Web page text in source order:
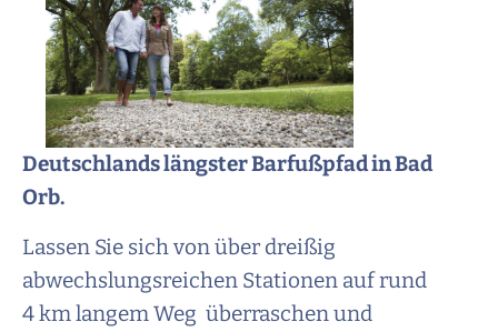
Deutschlands längster Barfußpfad in Bad
Orb.
Lassen Sie sich von über dreißig
abwechslungsreichen Stationen auf rund
4 km langem Weg überraschen und